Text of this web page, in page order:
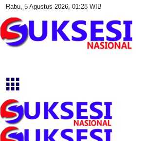
Rabu, 5 Agustus 2026, 01:28 WIB
s
i
a